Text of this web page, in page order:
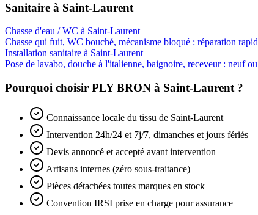
Sanitaire à Saint-Laurent
Chasse d'eau / WC à Saint-Laurent
Chasse qui fuit, WC bouché, mécanisme bloqué : réparation
Installation sanitaire à Saint-Laurent
Pose de lavabo, douche à l'italienne, baignoire, receveur : neuf
Pourquoi choisir PLY BRON à Saint-Laurent ?
Connaissance locale du tissu de Saint-Laurent
Intervention 24h/24 et 7j/7, dimanches et jours fériés
Devis annoncé et accepté avant intervention
Artisans internes (zéro sous-traitance)
Pièces détachées toutes marques en stock
Convention IRSI prise en charge pour assurance